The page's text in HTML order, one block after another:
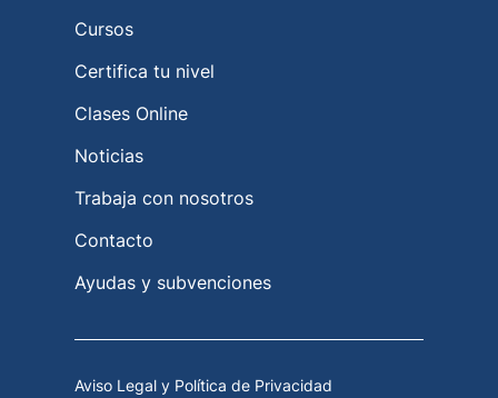
Cursos
Certifica tu nivel
Clases Online
Noticias
Trabaja con nosotros
Contacto
Ayudas y subvenciones
Aviso Legal y Política de Privacidad